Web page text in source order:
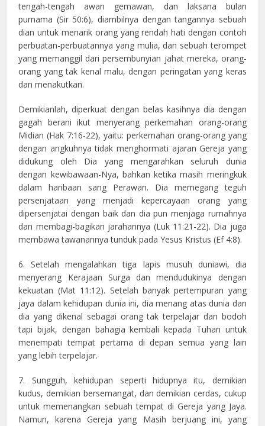
tengah-tengah awan gemawan, dan laksana bulan
purnama (Sir 50:6), diambilnya dengan tangannya sebuah
dian untuk menarik orang yang rendah hati dengan contoh
perbuatan-perbuatannya yang mulia, dan sebuah terompet
yang memanggil dari persembunyian jahat mereka, orang-
orang yang tak kenal malu, dengan peringatan yang keras
dan menakutkan.
Demikianlah, diperkuat dengan belas kasihnya dia dengan
gagah berani ikut menyerang perkemahan orang-orang
Midian (Hak 7:16-22), yaitu: perkemahan orang-orang yang
dengan angkuhnya tidak menghormati ajaran Gereja yang
didukung oleh Dia yang mengarahkan seluruh dunia
dengan kewibawaan-Nya, bahkan ketika masih meringkuk
dalam haribaan sang Perawan. Dia memegang teguh
persenjataan yang menjadi kepercayaan orang yang
dipersenjatai dengan baik dan dia pun menjaga rumahnya
dan membagi-bagikan jarahannya (Luk 11:21-22). Dia juga
membawa tawanannya tunduk pada Yesus Kristus (Ef 4:8).
6. Setelah mengalahkan tiga lapis musuh duniawi, dia
menyerang Kerajaan Surga dan mendudukinya dengan
kekuatan (Mat 11:12). Setelah banyak pertempuran yang
jaya dalam kehidupan dunia ini, dia menang atas dunia dan
dia yang dikenal sebagai orang tak terpelajar dan bodoh
tapi bijak, dengan bahagia kembali kepada Tuhan untuk
menempati tempat pertama di depan semua yang lain
yang lebih terpelajar.
7. Sungguh, kehidupan seperti hidupnya itu, demikian
kudus, demikian bersemangat, dan demikian cerdas, cukup
untuk memenangkan sebuah tempat di Gereja yang Jaya.
Namun, karena Gereja yang Masih berjuang ini, yang